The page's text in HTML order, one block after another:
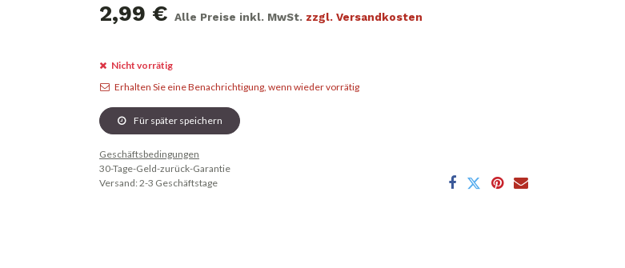
2,99 € Alle Preise inkl. MwSt. zzgl. Versandkosten
Nicht vorrätig
Erhalten Sie eine Benachrichtigung, wenn wieder vorrätig
Für später speichern
Geschäftsbedingungen
30-Tage-Geld-zurück-Garantie
Versand: 2-3 Geschäftstage